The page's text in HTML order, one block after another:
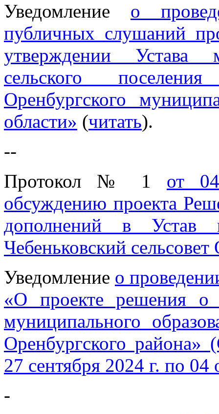
Уведомление о
публичных слушаний
утверждении Устава
сельского
Оренбургского
области» (читать).
--
Протокол № 1 от
обсуждению проекта
дополнений в Устав
Чебеньковский
Уведомление о
«О проекте решения о
муниципального
Оренбургского
27 сентября 2024 г. по 04
-